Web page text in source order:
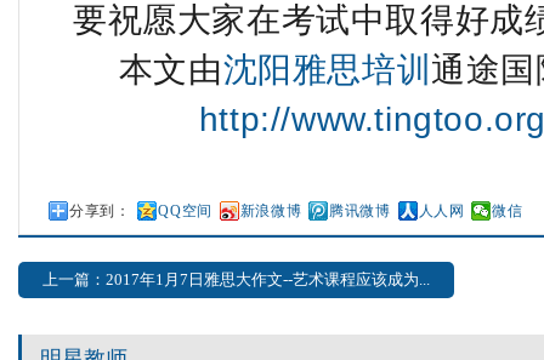
要祝愿大家在考试中取得好成
本文由沈阳雅思培训 通途
http://
分享到： QQ空间 新浪微博 腾讯微博 人人网 微信
上一篇：2017年1月7日雅思大作文--艺术课程应该成为...